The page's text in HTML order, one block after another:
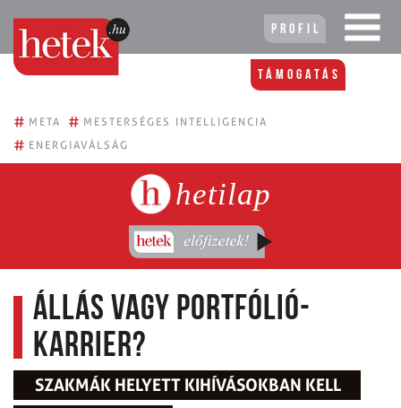
Profil
Támogatás
# META # MESTERSÉGES INTELLIGENCIA
# ENERGIAVÁLSÁG
hetilap
Állás vagy portfólió-
karrier?
SZAKMÁK HELYETT KIHÍVÁSOKBAN KELL